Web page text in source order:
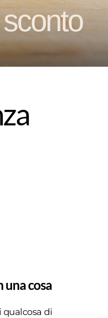
una cosa
qualcosa di